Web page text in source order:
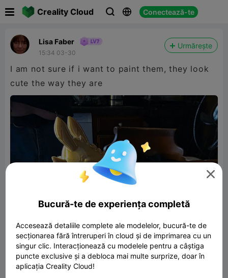
Creality Cloud   Conectează-te
Lisa Faber
15:34 03-30
Urmărește
I am not sure if i want to paint them, they look
cute the way they are

Bucură-te de experiența completă
Accesează detaliile complete ale modelelor, bucură-te de
secționarea fără întreruperi în cloud și de imprimarea cu un
singur clic. Interacționează cu modelele pentru a câștiga
puncte exclusive și a debloca mai multe surprize, doar în
aplicația Creality Cloud!